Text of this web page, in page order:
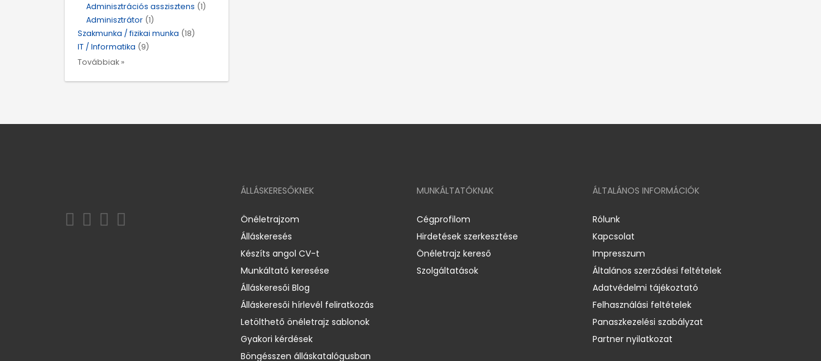
Adminisztrációs asszisztens (1)
Adminisztrátor (1)
Szakmunka / fizikai munka (18)
IT / Informatika (9)
Továbbiak »
ÁLLÁSKERESŐKNEK
Önéletrajzom
Álláskeresés
Készíts angol CV-t
Munkáltató keresése
Álláskeresői Blog
Álláskeresői hírlevél feliratkozás
Letölthető önéletrajz sablonok
Gyakori kérdések
Böngésszen álláskatalógusban
MUNKÁLTATÓKNAK
Cégprofilom
Hirdetések szerkesztése
Önéletrajz kereső
Szolgáltatások
ÁLTALÁNOS INFORMÁCIÓK
Rólunk
Kapcsolat
Impresszum
Általános szerződési feltételek
Adatvédelmi tájékoztató
Felhasználási feltételek
Panaszkezelési szabályzat
Partner nyilatkozat